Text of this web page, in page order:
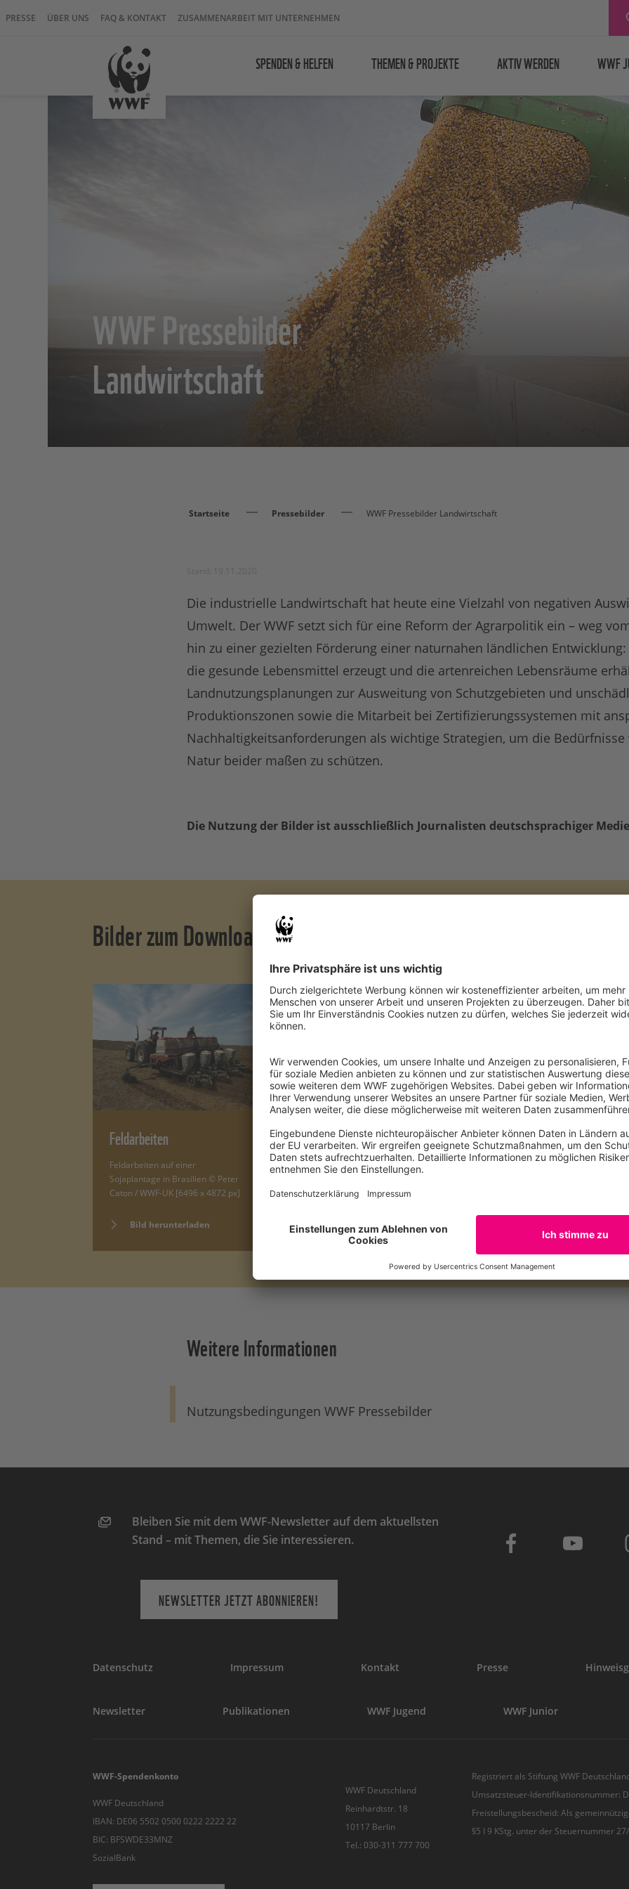
PRESSE ÜBER UNS FAQ & KONTAKT ZUSAMMENARBEIT MIT UNTERNEHMEN
SPENDEN & HELFEN THEMEN & PROJEKTE AKTIV WERDEN WWF
WWF Pressebilder
Landwirtschaft
Startseite Pressebilder WWF Pressebilder Landwirtschaft
Die industrielle Landwirtschaft hat heute eine Vielzahl von negativen
Umwelt. Der WWF setzt sich für eine Reform der Agrarpolitik ein – weg
hin zu einer gezielten Förderung einer naturnahen ländlichen
die gesunde Lebensmittel erzeugt und die artenreichen Lebensräume
Landnutzungsplanungen zur Ausweitung von Schutzgebieten und
Produktionszonen sowie die Mitarbeit bei Zertifizierungssystemen mit
Nachhaltigkeitsanforderungen als wichtige Strategien, um die
Natur beider maßen zu schützen.
Die Nutzung der Bilder ist ausschließlich Journalisten deutschsprachiger
Bilder zum Download
Feldarbeiten
Feldarbeiten auf einer
Sojaplantage in Brasilien © Peter
Caton / WWF-UK [6496 x 4872 px]
Bild herunterladen
Junge Kühe
Jungkühe in einem offenen Stall in
Deutschland © Sonja Ritter / WWF
[5751 x 3834 px]
Bild herunterladen
Maisfeld
Maisfeld in Mecklenburg-
Weitere Informationen
Nutzungsbedingungen WWF Pressebilder
Bleiben Sie mit dem WWF-Newsletter auf dem aktuellsten
Stand – mit Themen, die Sie interessieren.
NEWSLETTER JETZT ABONNIEREN!
Datenschutz Impressum Kontakt Presse
Newsletter Publikationen WWF Jugend WWF Junior
WWF-Spendenkonto
WWF Deutschland
IBAN: DE06 5502 0500 0222 2222 22
BIC: BFSWDE33MNZ
SozialBank
WWF Deutschland
Reinhardtstr. 18
10117 Berlin
Tel.: 030-311 777 700
Registriert als Stiftung WWF
Umsatzsteuer-Identifikationsnummer:
Freistellungsbescheid: Als
§5 I 9 KStg. unter der Steuernummer